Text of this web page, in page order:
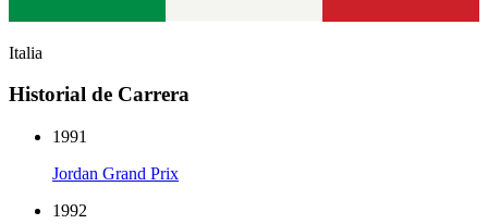
Italia
Historial de Carrera
1991
Jordan Grand Prix
1992